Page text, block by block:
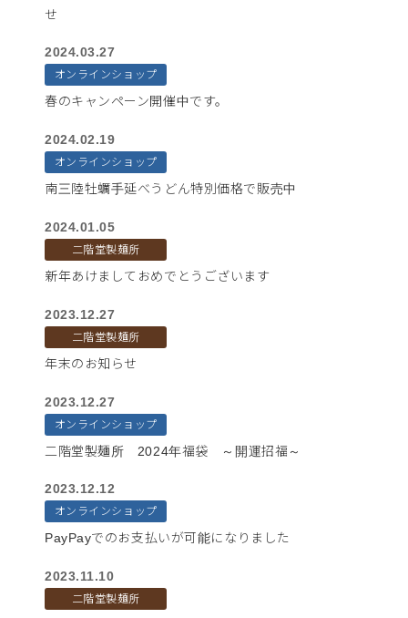
せ
2024.03.27
オンラインショップ
春のキャンペーン開催中です。
2024.02.19
オンラインショップ
南三陸牡蠣手延べうどん特別価格で販売中
2024.01.05
二階堂製麺所
新年あけましておめでとうございます
2023.12.27
二階堂製麺所
年末のお知らせ
2023.12.27
オンラインショップ
二階堂製麺所 2024年福袋 ～開運招福～
2023.12.12
オンラインショップ
PayPayでのお支払いが可能になりました
2023.11.10
二階堂製麺所